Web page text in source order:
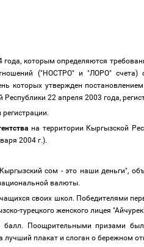
которым определяются
("НОСТРО" и "ЛОРО"
которых утвержден
22 апреля 2003 года,
на территории Кыргызской
2004 г.).
сом - это наши деньги",
валюты.
своих школ. Победителями
турецкого женского лицея
балл. Поощрительными призами
плакат и слоган о бережном